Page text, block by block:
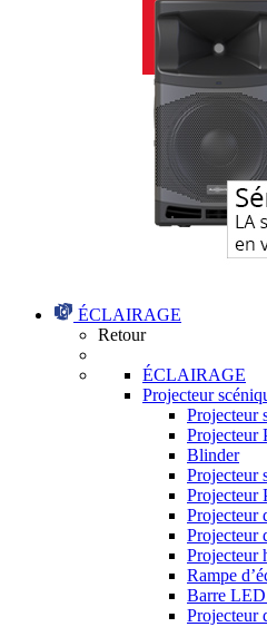
ÉCLAIRAGE
Retour
ÉCLAIRAGE
Projecteur
Projecteur
Projecteur
Blinder
Projecteur
Projecteur
Projecteur
Projecteur
Projecteur
Rampe
Barre
Projecteur